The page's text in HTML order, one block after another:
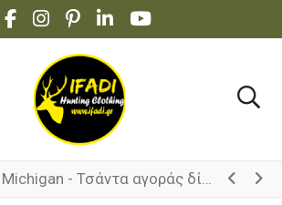
FACEBOOK SOCIAL LINK
INSTAGRAM SOCIAL LINK
PINTEREST SOCIAL LINK
LINKEDIN SOCIAL LINK
YOUTUBE SOCIAL
Michigan - Τσάντα αγοράς δίχρωμη με τσέπη